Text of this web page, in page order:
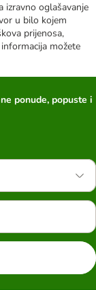
izravno oglašavanje
u bilo kojem
prijenosa,
možete
ponude, popuste i